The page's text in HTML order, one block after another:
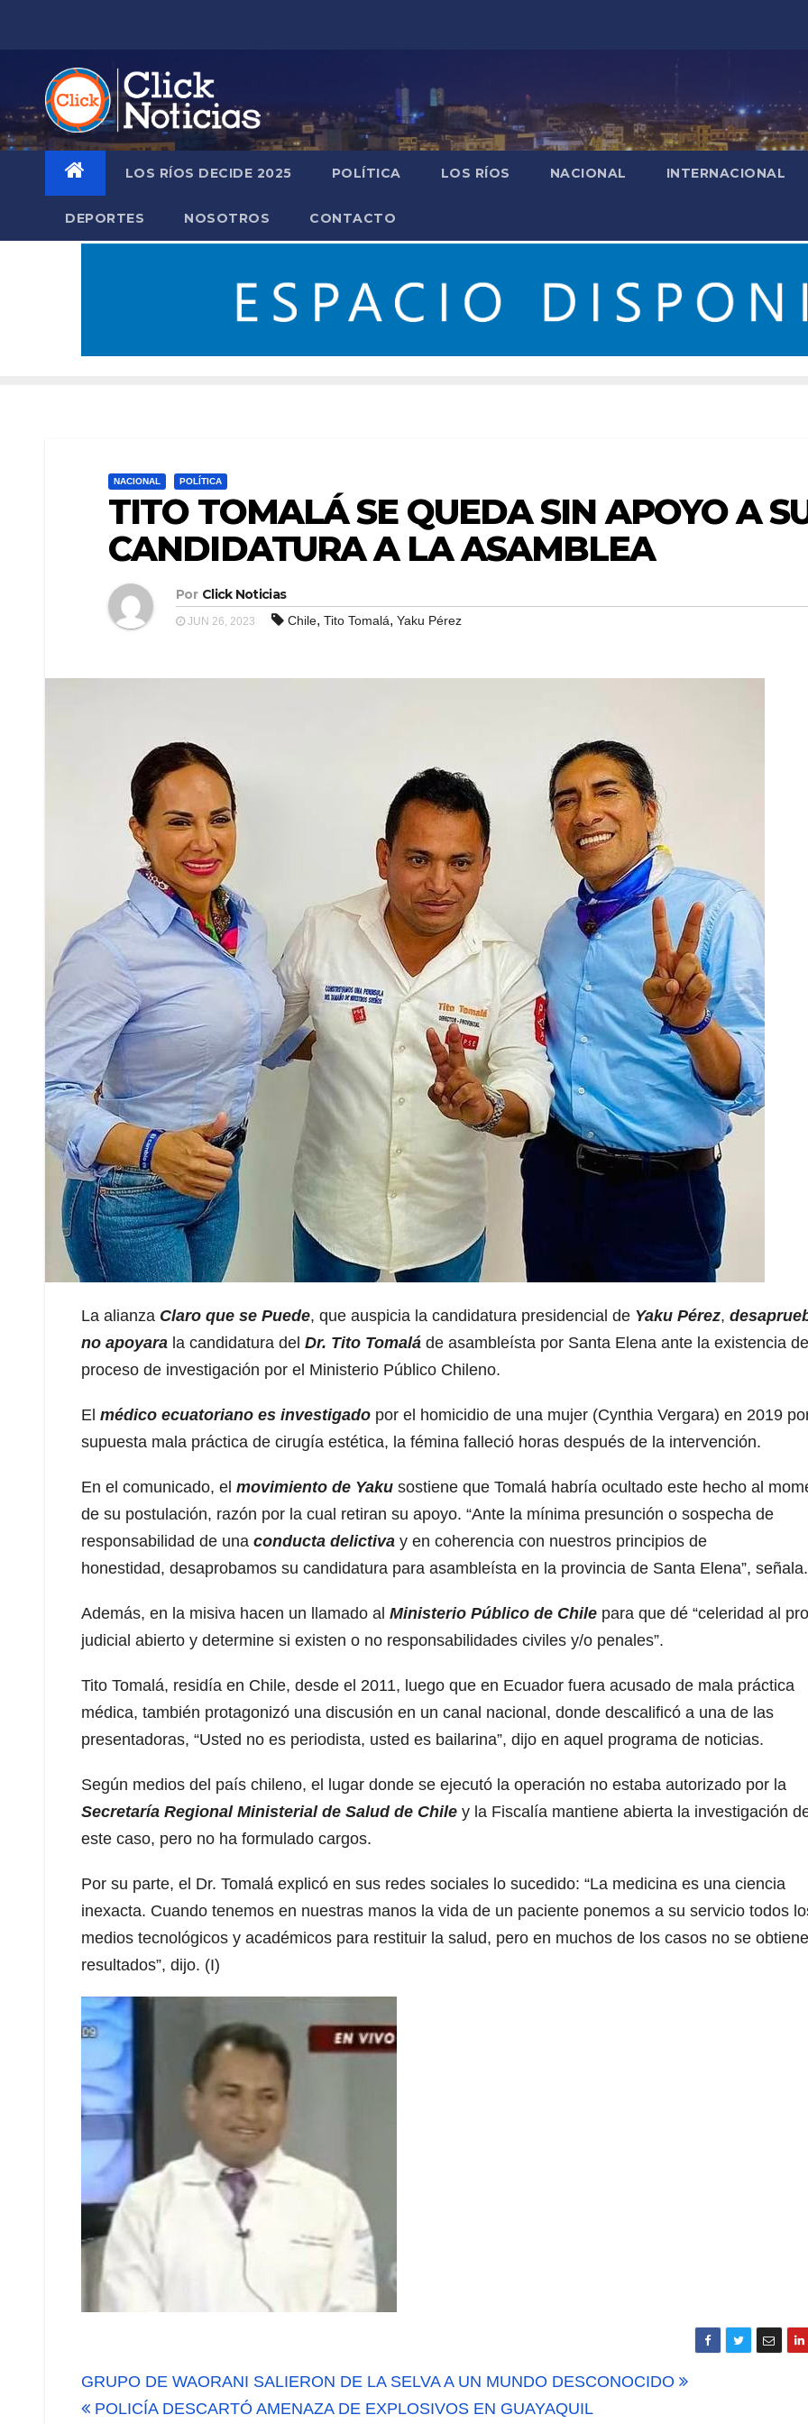
LOS RÍOS DECIDE 2025 POLÍTICA LOS RÍOS NACIONAL INTERNACIONAL
DEPORTES NOSOTROS CONTACTO
NACIONAL POLÍTICA
TITO TOMALÁ SE QUEDA SIN APOYO A
CANDIDATURA A LA ASAMBLEA
Por Click Noticias
JUN 26, 2023 Chile, Tito Tomalá, Yaku Pérez
La alianza Claro que se Puede, que auspicia la candidatura presidencial de Yaku Pérez,
no apoyara la candidatura del Dr. Tito Tomalá de asambleísta por Santa Elena ante la existencia
proceso de investigación por el Ministerio Público Chileno.
El médico ecuatoriano es investigado por el homicidio de una mujer (Cynthia Vergara) en 2019
supuesta mala práctica de cirugía estética, la fémina falleció horas después de la intervención.
En el comunicado, el movimiento de Yaku sostiene que Tomalá habría ocultado este hecho al
de su postulación, razón por la cual retiran su apoyo. “Ante la mínima presunción o sospecha de
responsabilidad de una conducta delictiva y en coherencia con nuestros principios de
honestidad, desaprobamos su candidatura para asambleísta en la provincia de Santa Elena”, señala.
Además, en la misiva hacen un llamado al Ministerio Público de Chile para que dé “celeridad al
judicial abierto y determine si existen o no responsabilidades civiles y/o penales”.
Tito Tomalá, residía en Chile, desde el 2011, luego que en Ecuador fuera acusado de mala práctica
médica, también protagonizó una discusión en un canal nacional, donde descalificó a una de las
presentadoras, “Usted no es periodista, usted es bailarina”, dijo en aquel programa de noticias.
Según medios del país chileno, el lugar donde se ejecutó la operación no estaba autorizado por la
Secretaría Regional Ministerial de Salud de Chile y la Fiscalía mantiene abierta la investigación
este caso, pero no ha formulado cargos.
Por su parte, el Dr. Tomalá explicó en sus redes sociales lo sucedido: “La medicina es una ciencia
inexacta. Cuando tenemos en nuestras manos la vida de un paciente ponemos a su servicio todos
medios tecnológicos y académicos para restituir la salud, pero en muchos de los casos no se
resultados”, dijo. (I)
Navegación
de
GRUPO DE WAORANI SALIERON DE LA SELVA A UN MUNDO DESCONOCIDO
POLICÍA DESCARTÓ AMENAZA DE EXPLOSIVOS EN GUAYAQUIL